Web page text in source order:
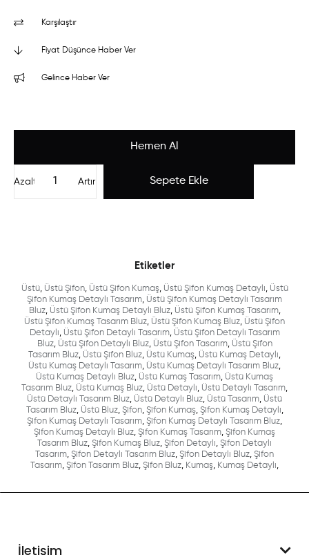
Karşılaştır
Fiyat Düşünce Haber Ver
Gelince Haber Ver
Artır
Azalt
Etiketler
Üstü, Üstü Şifon, Üstü Şifon Kumaş, Üstü Şifon Kumaş Detaylı, Üstü
Şifon Kumaş Detaylı Tasarım, Üstü Şifon Kumaş Detaylı Tasarım
Bluz, Üstü Şifon Kumaş Detaylı Bluz, Üstü Şifon Kumaş Tasarım,
Üstü Şifon Kumaş Tasarım Bluz, Üstü Şifon Kumaş Bluz, Üstü Şifon
Detaylı, Üstü Şifon Detaylı Tasarım, Üstü Şifon Detaylı Tasarım
Bluz, Üstü Şifon Detaylı Bluz, Üstü Şifon Tasarım, Üstü Şifon
Tasarım Bluz, Üstü Şifon Bluz, Üstü Kumaş, Üstü Kumaş Detaylı,
Üstü Kumaş Detaylı Tasarım, Üstü Kumaş Detaylı Tasarım Bluz,
Üstü Kumaş Detaylı Bluz, Üstü Kumaş Tasarım, Üstü Kumaş
Tasarım Bluz, Üstü Kumaş Bluz, Üstü Detaylı, Üstü Detaylı Tasarım,
Üstü Detaylı Tasarım Bluz, Üstü Detaylı Bluz, Üstü Tasarım, Üstü
Tasarım Bluz, Üstü Bluz, Şifon, Şifon Kumaş, Şifon Kumaş Detaylı,
Şifon Kumaş Detaylı Tasarım, Şifon Kumaş Detaylı Tasarım Bluz,
Şifon Kumaş Detaylı Bluz, Şifon Kumaş Tasarım, Şifon Kumaş
Tasarım Bluz, Şifon Kumaş Bluz, Şifon Detaylı, Şifon Detaylı
Tasarım, Şifon Detaylı Tasarım Bluz, Şifon Detaylı Bluz, Şifon
Tasarım, Şifon Tasarım Bluz, Şifon Bluz, Kumaş, Kumaş Detaylı,
İletişim